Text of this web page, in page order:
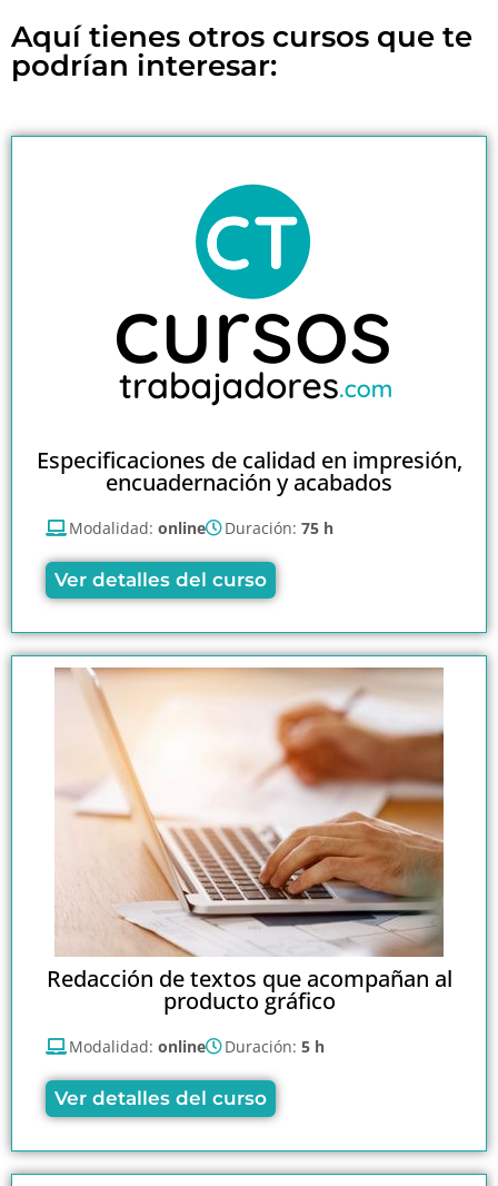
Aquí tienes otros cursos que te
podrían interesar:
Especificaciones de calidad en impresión,
encuadernación y acabados
Modalidad: online Duración: 75 h
Ver detalles del curso
Redacción de textos que acompañan al
producto gráfico
Modalidad: online Duración: 5 h
Ver detalles del curso